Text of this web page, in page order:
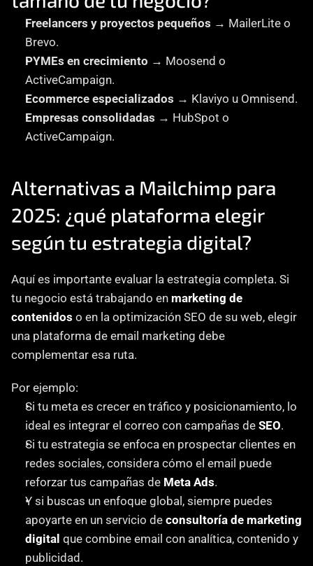
Freelancers y proyectos pequeños → MailerLite o
Brevo.
PYMEs en crecimiento → Moosend o
ActiveCampaign.
Ecommerce especializados → Klaviyo u Omnisend.
Empresas consolidadas → HubSpot o
ActiveCampaign.
Alternativas a Mailchimp para
2025: ¿qué plataforma elegir
según tu estrategia digital?
Aquí es importante evaluar la estrategia completa. Si
tu negocio está trabajando en marketing de
contenidos o en la optimización SEO de su web, elegir
una plataforma de email marketing debe
complementar esa ruta.
Por ejemplo:
Si tu meta es crecer en tráfico y posicionamiento, lo
ideal es integrar el correo con campañas de SEO.
Si tu estrategia se enfoca en prospectar clientes en
redes sociales, considera cómo el email puede
reforzar tus campañas de Meta Ads.
Y si buscas un enfoque global, siempre puedes
apoyarte en un servicio de consultoría de marketing
digital que combine email con analítica, contenido y
publicidad.